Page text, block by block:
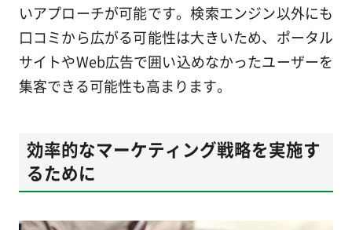
いアプローチが可能です。検索エンジン以外にも
口コミから広がる可能性は大きいため、ポータル
サイトやWeb広告で囲い込めなかったユーザーを
集客できる可能性も高まります。
効率的なマーケティング戦略を実施す
るために